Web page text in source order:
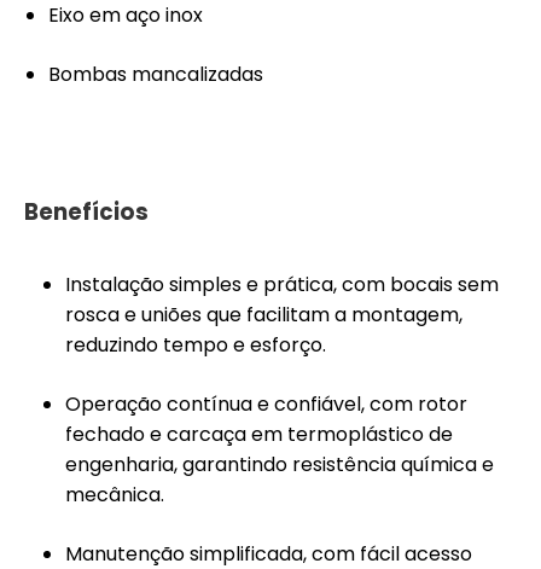
Eixo em aço inox
Bombas mancalizadas
Benefícios
Instalação simples e prática, com bocais sem
rosca e uniões que facilitam a montagem,
reduzindo tempo e esforço.
Operação contínua e confiável, com rotor
fechado e carcaça em termoplástico de
engenharia, garantindo resistência química e
mecânica.
Manutenção simplificada, com fácil acesso